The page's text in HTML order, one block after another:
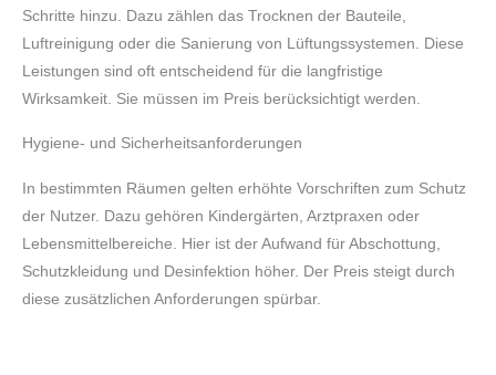
Schritte hinzu. Dazu zählen das Trocknen der Bauteile,
Luftreinigung oder die Sanierung von Lüftungssystemen. Diese
Leistungen sind oft entscheidend für die langfristige
Wirksamkeit. Sie müssen im Preis berücksichtigt werden.
Hygiene- und Sicherheitsanforderungen
In bestimmten Räumen gelten erhöhte Vorschriften zum Schutz
der Nutzer. Dazu gehören Kindergärten, Arztpraxen oder
Lebensmittelbereiche. Hier ist der Aufwand für Abschottung,
Schutzkleidung und Desinfektion höher. Der Preis steigt durch
diese zusätzlichen Anforderungen spürbar.